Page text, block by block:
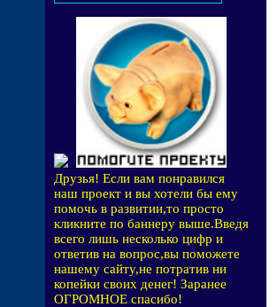
Друзья! Если вам понравился
наш проект и вы хотели бы ему
помочь в развитии,то просто
кликните по баннеру выше.Введя
всего лишь несколько цифр и
ответив на вопрос,вы поможете
нашему сайту,не потратив ни
копейки своих денег! Заранее
ОГРОМНОЕ спасибо!